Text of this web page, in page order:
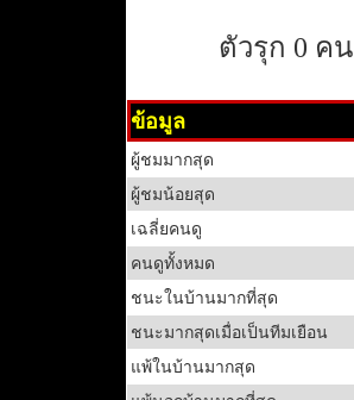
ตัวรุก 0 คน
ข้อมูล
ผู้ชมมากสุด
ผู้ชมน้อยสุด
เฉลี่ยคนดู
คนดูทั้งหมด
ชนะในบ้านมากที่สุด
ชนะมากสุดเมื่อเป็นทีมเยือน
แพ้ในบ้านมากสุด